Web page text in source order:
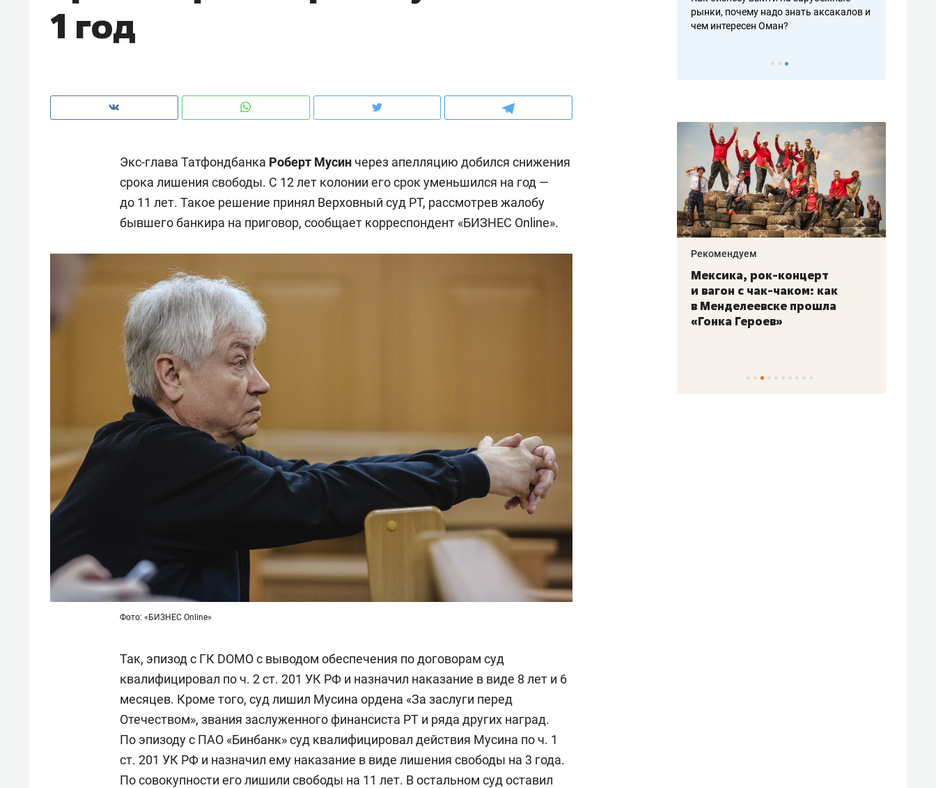
1 год
Экс-глава Татфондбанка Роберт Мусин через апелляцию добился снижения
срока лишения свободы. С 12 лет колонии его срок уменьшился на год —
до 11 лет. Такое решение принял Верховный суд РТ, рассмотрев жалобу
бывшего банкира на приговор, сообщает корреспондент «БИЗНЕС Online».
Фото: «БИЗНЕС Online»
Так, эпизод с ГК DOMO с выводом обеспечения по договорам суд
квалифицировал по ч. 2 ст. 201 УК РФ и назначил наказание в виде 8 лет и 6
месяцев. Кроме того, суд лишил Мусина ордена «За заслуги перед
Отечеством», звания заслуженного финансиста РТ и ряда других наград.
По эпизоду с ПАО «Бинбанк» суд квалифицировал действия Мусина по ч. 1
ст. 201 УК РФ и назначил ему наказание в виде лишения свободы на 3 года.
По совокупности его лишили свободы на 11 лет. В остальном суд оставил
рынки, почему надо знать аксакалов и
чем интересен Оман?
Рекомендуем
Как ГК «МИР ГРУПП» и ВТБ
создают оазис жилого
комфорта под Казанью
Рекомендуем Рекомендуем Рекомендуем
Мексика, рок-концерт
и вагон с чак-чаком: как
в Менделеевске прошла
«Гонка Героев»